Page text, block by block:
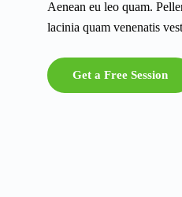
Aenean eu leo quam.
lacinia quam venenatis
Get a Free Session